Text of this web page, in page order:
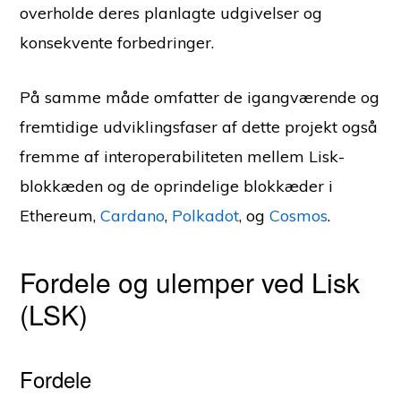
overholde deres planlagte udgivelser og
konsekvente forbedringer.
På samme måde omfatter de igangværende og
fremtidige udviklingsfaser af dette projekt også
fremme af interoperabiliteten mellem Lisk-
blokkæden og de oprindelige blokkæder i
Ethereum,Cardano, Polkadot, ogCosmos.
Fordele og ulemper ved Lisk
(LSK)
Fordele